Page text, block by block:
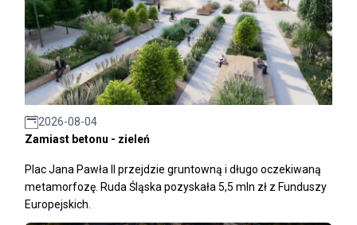
2026-08-04
Zamiast betonu - zieleń
Plac Jana Pawła II przejdzie gruntowną i długo oczekiwaną
metamorfozę. Ruda Śląska pozyskała 5,5 mln zł z Funduszy
Europejskich.